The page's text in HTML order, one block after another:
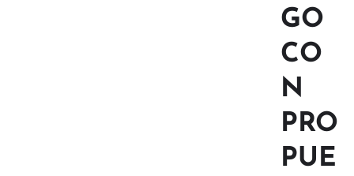
GO
CO
N
PRO
PUE